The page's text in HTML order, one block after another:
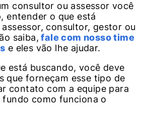
consultor ou assessor você
entender o que está
assessor, consultor, gestor ou
saiba, fale com nosso time
e eles vão lhe ajudar.
está buscando, você deve
que forneçam esse tipo de
contato com a equipe para
fundo como funciona o